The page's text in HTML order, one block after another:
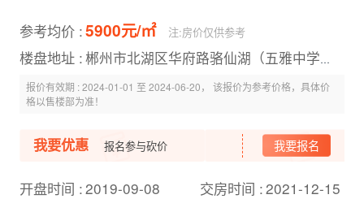
参考均价 :5900元/㎡ 注:房价仅供参考
楼盘地址 :郴州市北湖区华府路骆仙湖（五雅中学
报价有效期 :2024-01-01 至 2024-06-20， 该报价为参考价格，具体价
格以售楼部为准！
我要优惠 报名参与砍价 我要报名
开盘时间 :2019-09-08 交房时间 :2021-12-15